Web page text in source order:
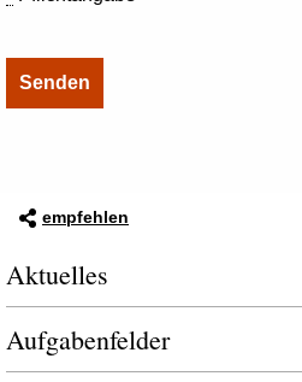
empfehlen
Aktuelles
Aufgabenfelder